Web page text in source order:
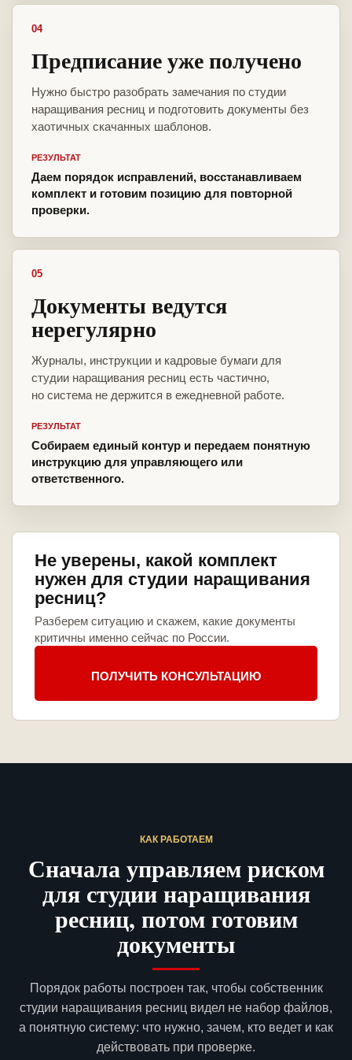
04
Предписание уже получено
Нужно быстро разобрать замечания по студии
наращивания ресниц и подготовить документы без
хаотичных скачанных шаблонов.
РЕЗУЛЬТАТ
Даем порядок исправлений, восстанавливаем
комплект и готовим позицию для повторной
проверки.
05
Документы ведутся
нерегулярно
Журналы, инструкции и кадровые бумаги для
студии наращивания ресниц есть частично,
но система не держится в ежедневной работе.
РЕЗУЛЬТАТ
Собираем единый контур и передаем понятную
инструкцию для управляющего или
ответственного.
Не уверены, какой комплект
нужен для студии наращивания
ресниц?
Разберем ситуацию и скажем, какие документы
критичны именно сейчас по России.
ПОЛУЧИТЬ КОНСУЛЬТАЦИЮ
КАК РАБОТАЕМ
Сначала управляем риском
для студии наращивания
ресниц, потом готовим
документы
Порядок работы построен так, чтобы собственник
студии наращивания ресниц видел не набор файлов,
а понятную систему: что нужно, зачем, кто ведет и как
действовать при проверке.